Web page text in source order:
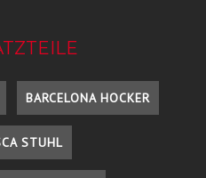
BARCELONA HOCKER
STUHL